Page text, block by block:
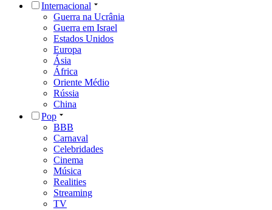
Internacional
Guerra na Ucrânia
Guerra em Israel
Estados Unidos
Europa
Ásia
África
Oriente Médio
Rússia
China
Pop
BBB
Carnaval
Celebridades
Cinema
Música
Realities
Streaming
TV